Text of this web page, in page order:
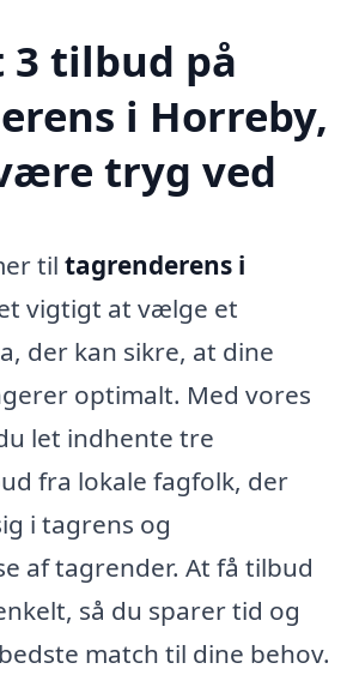
3 tilbud på
i Horreby,
tryg ved
til tagrenderens i
vigtigt at vælge et
der kan sikre, at dine
optimalt. Med vores
let indhente tre
fra lokale fagfolk, der
i tagrens og
af tagrender. At få tilbud
så du sparer tid og
match til dine behov.